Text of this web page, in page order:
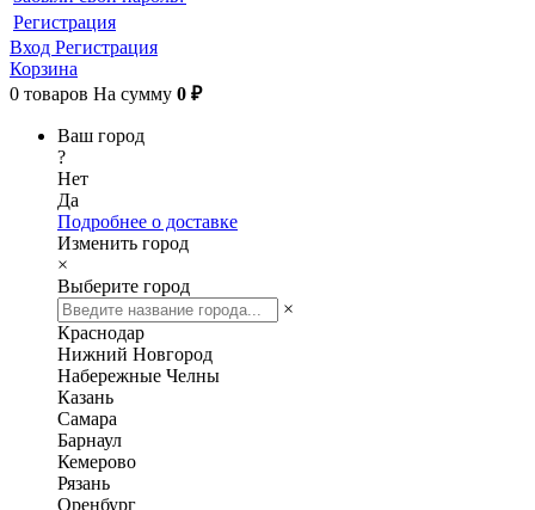
Регистрация
Вход Регистрация
Корзина
0 товаров На сумму 0 ₽
Ваш город
?
Нет
Да
Подробнее о доставке
Изменить город
×
Выберите город
×
Краснодар
Нижний Новгород
Набережные Челны
Казань
Самара
Барнаул
Кемерово
Рязань
Оренбург